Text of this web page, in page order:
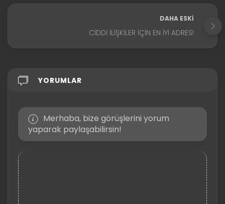
DAHA ESKI
CIDDI İLIŞKILER İÇIN EN İYI ADRES!
YORUMLAR
Merhaba, bize görüşlerini yorum
yaparak paylaşabilirsin!